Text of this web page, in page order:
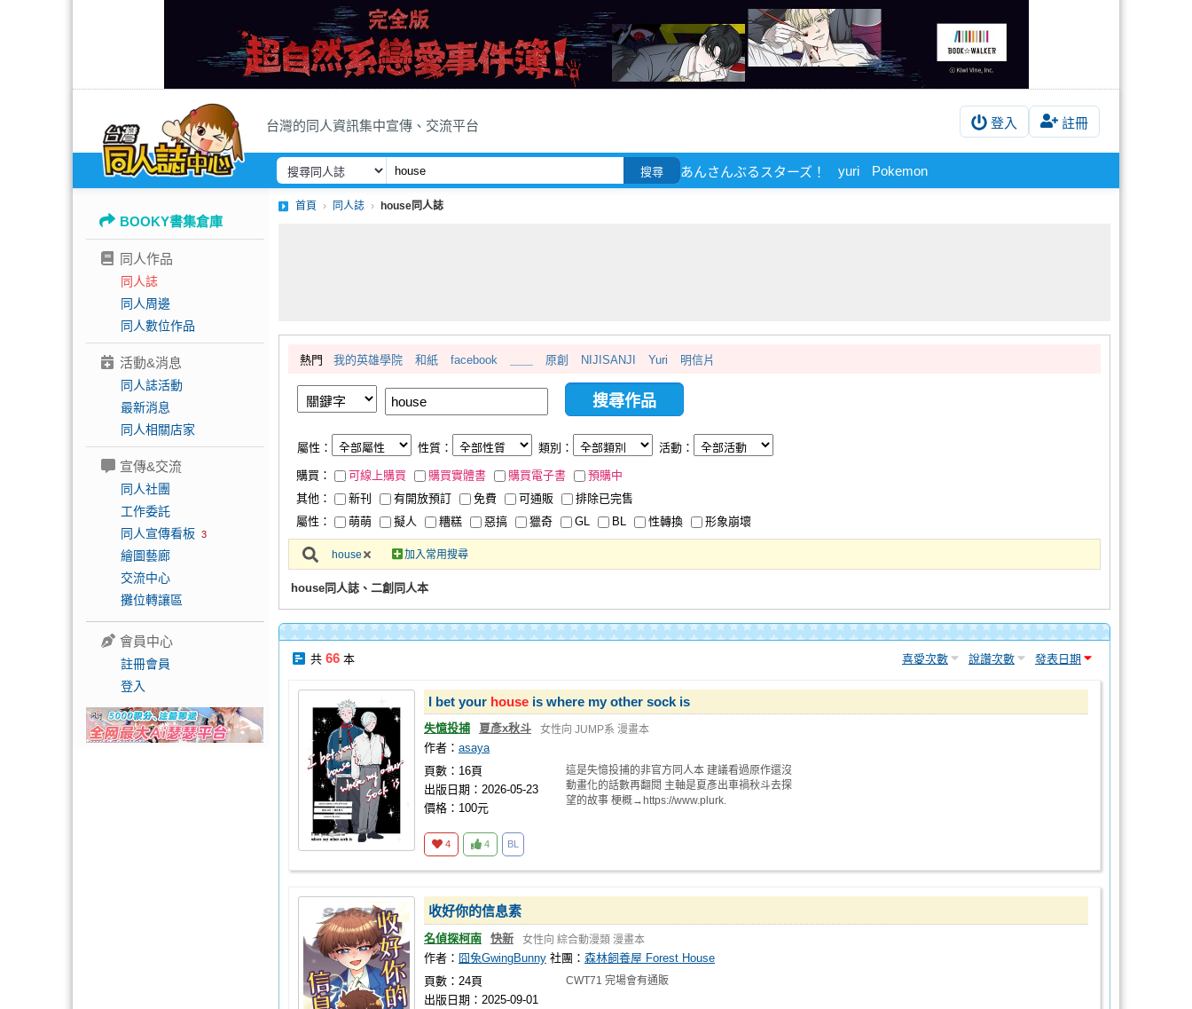
台灣的同人資訊集中宣傳、交流平台 登入 註冊
搜尋 あんさんぶるスターズ！ yuri Pokemon
BOOKY書集倉庫
同人作品
同人誌
同人周邊
同人數位作品
活動&消息
同人誌活動
最新消息
同人相關店家
宣傳&交流
同人社團
工作委託
同人宣傳看板 3
繪圖藝廊
交流中心
攤位轉讓區
會員中心
註冊會員
登入
首頁 同人誌 house同人誌
熱門 我的英雄學院 和紙 facebook 原創 NIJISANJI Yuri 明信片
屬性： 性質： 類別： 活動：
購買： 可線上購買 購買實體書 購買電子書
預購中
其他：
新刊 有開放預訂 免費 可通販
排除已完售
屬性：
萌萌 擬人 糟糕 惡搞 獵奇 GL BL 性轉換 形象崩壞
house 加入常用搜尋
house同人誌、二創同人本
共 66 本 喜愛次數 說讚次數 發表日期
I bet your house is where my other sock is
失憶投捕 夏彥x秋斗 女性向 JUMP系 漫畫本
作者： asaya
頁數：16頁
出版日期：2026-05-23
價格：100元
這是失憶投捕的非官方同人本 建議看過原作還沒
動畫化的話數再翻閱 主軸是夏彥出車禍秋斗去探
望的故事 梗概→https://www.plurk.
4 4 BL
收好你的信息素
名偵探柯南 快新 女性向 綜合動漫類 漫畫本
作者： 囧兔GwingBunny 社團： 森林飼養屋 Forest House
頁數：24頁
出版日期：2025-09-01
CWT71 完場會有通販